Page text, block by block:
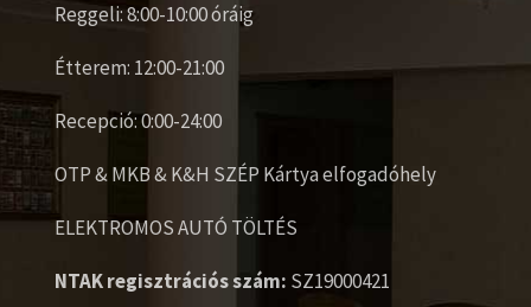
Reggeli: 8:00-10:00 óráig
Étterem: 12:00-21:00
Recepció: 0:00-24:00
OTP & MKB & K&H SZÉP Kártya elfogadóhely
ELEKTROMOS AUTÓ TÖLTÉS
NTAK regisztrációs szám: SZ19000421